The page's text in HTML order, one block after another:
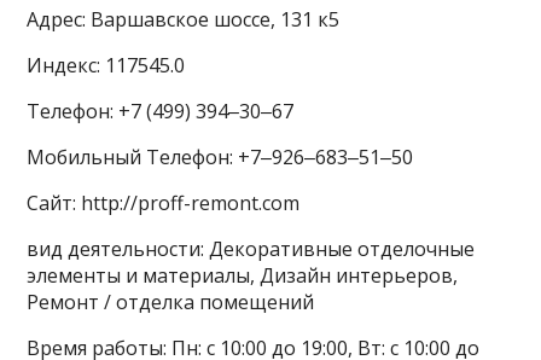
Адрес: Варшавское шоссе, 131 к5
Индекс: 117545.0
Телефон: +7 (499) 394‒30‒67
Мобильный Телефон: +7‒926‒683‒51‒50
Сайт: http://proff-remont.com
вид деятельности: Декоративные отделочные
элементы и материалы, Дизайн интерьеров,
Ремонт / отделка помещений
Время работы: Пн: с 10:00 до 19:00, Вт: с 10:00 до